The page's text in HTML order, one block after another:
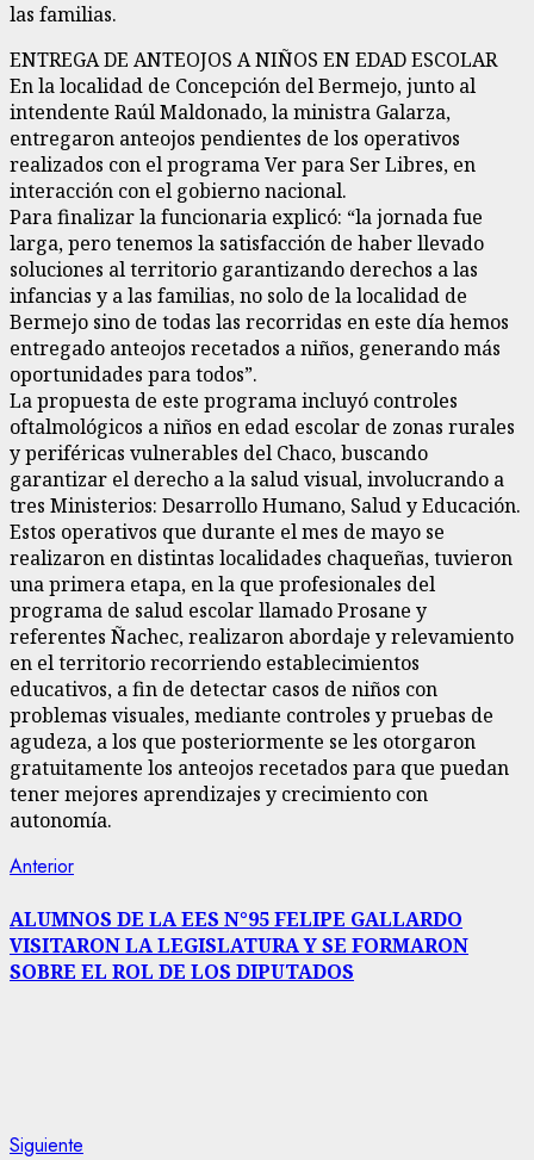
las familias.
ENTREGA DE ANTEOJOS A NIÑOS EN EDAD ESCOLAR
En la localidad de Concepción del Bermejo, junto al
intendente Raúl Maldonado, la ministra Galarza,
entregaron anteojos pendientes de los operativos
realizados con el programa Ver para Ser Libres, en
interacción con el gobierno nacional.
Para finalizar la funcionaria explicó: “la jornada fue
larga, pero tenemos la satisfacción de haber llevado
soluciones al territorio garantizando derechos a las
infancias y a las familias, no solo de la localidad de
Bermejo sino de todas las recorridas en este día hemos
entregado anteojos recetados a niños, generando más
oportunidades para todos”.
La propuesta de este programa incluyó controles
oftalmológicos a niños en edad escolar de zonas rurales
y periféricas vulnerables del Chaco, buscando
garantizar el derecho a la salud visual, involucrando a
tres Ministerios: Desarrollo Humano, Salud y Educación.
Estos operativos que durante el mes de mayo se
realizaron en distintas localidades chaqueñas, tuvieron
una primera etapa, en la que profesionales del
programa de salud escolar llamado Prosane y
referentes Ñachec, realizaron abordaje y relevamiento
en el territorio recorriendo establecimientos
educativos, a fin de detectar casos de niños con
problemas visuales, mediante controles y pruebas de
agudeza, a los que posteriormente se les otorgaron
gratuitamente los anteojos recetados para que puedan
tener mejores aprendizajes y crecimiento con
autonomía.
Navegación
de
entradas
AnteriorEntrada
ALUMNOS DE LA EES N°95 FELIPE GALLARDO
VISITARON LA LEGISLATURA Y SE FORMARON
SOBRE EL ROL DE LOS DIPUTADOS
Siguiente